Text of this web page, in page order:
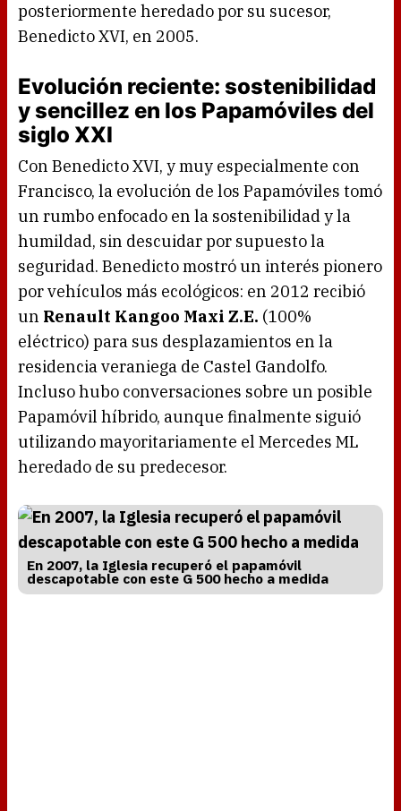
posteriormente heredado por su sucesor,
Benedicto XVI, en 2005.
Evolución reciente: sostenibilidad
y sencillez en los Papamóviles del
siglo XXI
Con Benedicto XVI, y muy especialmente con
Francisco, la evolución de los Papamóviles tomó
un rumbo enfocado en la sostenibilidad y la
humildad, sin descuidar por supuesto la
seguridad. Benedicto mostró un interés pionero
por vehículos más ecológicos: en 2012 recibió
un Renault Kangoo Maxi Z.E. (100%
eléctrico) para sus desplazamientos en la
residencia veraniega de Castel Gandolfo.
Incluso hubo conversaciones sobre un posible
Papamóvil híbrido, aunque finalmente siguió
utilizando mayoritariamente el Mercedes ML
heredado de su predecesor.
En 2007, la Iglesia recuperó el papamóvil
descapotable con este G 500 hecho a medida